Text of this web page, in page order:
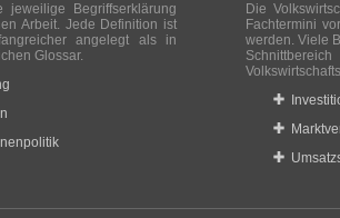
jeweilige Begriffserklärung
Arbeit. Jede Definition ist
angelegt als in
Glossar.
Die
Fachtermini
werden. Viele